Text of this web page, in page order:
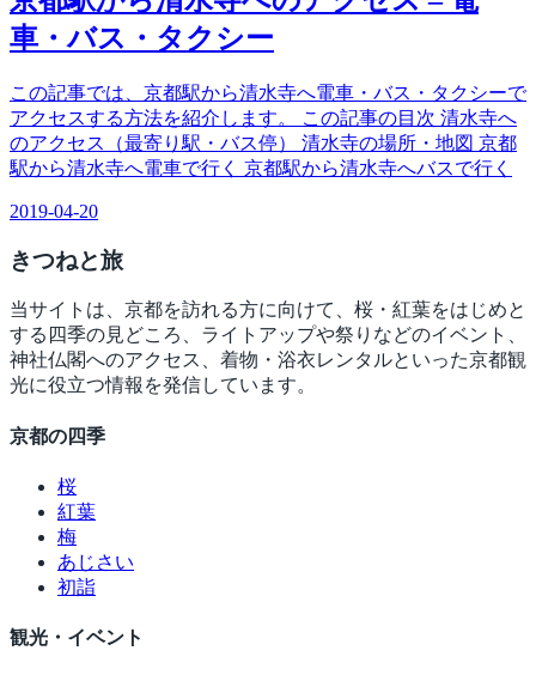
車・バス・タクシー
この記事では、京都駅から清水寺へ電車・バス・タクシーで
アクセスする方法を紹介します。 この記事の目次 清水寺へ
のアクセス（最寄り駅・バス停） 清水寺の場所・地図 京都
駅から清水寺へ電車で行く 京都駅から清水寺へバスで行く
2019-04-20
きつねと旅
当サイトは、京都を訪れる方に向けて、桜・紅葉をはじめと
する四季の見どころ、ライトアップや祭りなどのイベント、
神社仏閣へのアクセス、着物・浴衣レンタルといった京都観
光に役立つ情報を発信しています。
京都の四季
桜
紅葉
梅
あじさい
初詣
観光・イベント